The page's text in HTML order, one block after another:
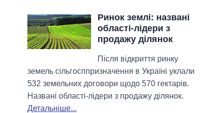
Ринок землі: названі
області-лідери з
продажу ділянок
Після відкриття ринку
земель сільгосппризначення в Україні уклали
532 земельних договори щодо 570 гектарів.
Названі області-лідери з продажу ділянок.
Детальніше...